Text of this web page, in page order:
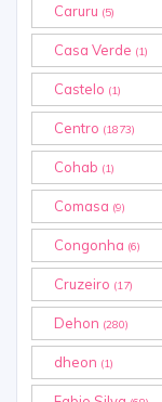
Caruru (5)
Casa Verde (1)
Castelo (1)
Centro (1873)
Cohab (1)
Comasa (9)
Congonha (6)
Cruzeiro (17)
Dehon (280)
dheon (1)